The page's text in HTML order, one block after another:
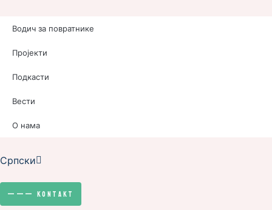
Водич за повратнике
Пројекти
Подкасти
Вести
O нама
Српски
English
——— Kontakt